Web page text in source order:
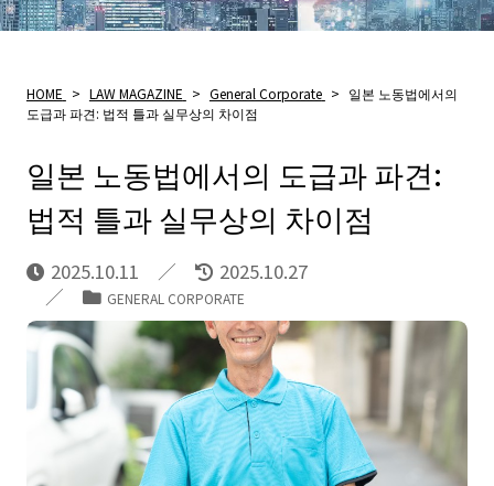
HOME > LAW MAGAZINE > General Corporate > 일본 노동법에서의
도급과 파견: 법적 틀과 실무상의 차이점
일본 노동법에서의 도급과 파견:
법적 틀과 실무상의 차이점
2025.10.11 2025.10.27
GENERAL CORPORATE